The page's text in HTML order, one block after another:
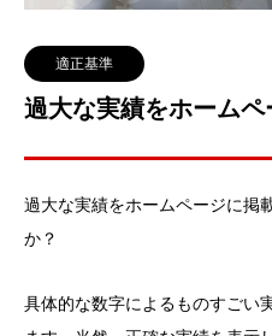
適正基準
過大な実績をホームペ
過大な実績をホームページに掲
か？
具体的な数字によるものすごい